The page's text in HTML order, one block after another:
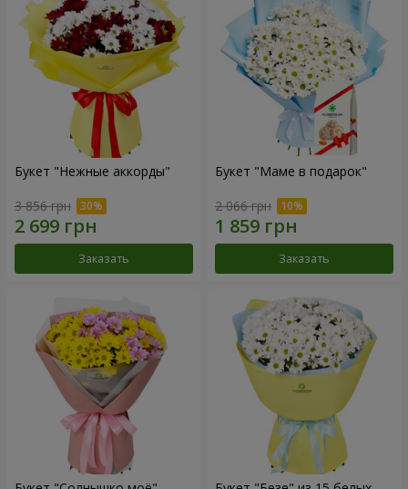
Букет "Нежные аккорды"
3 856 грн
Заказать
Букет "Маме в подарок"
2 066 грн
Заказать